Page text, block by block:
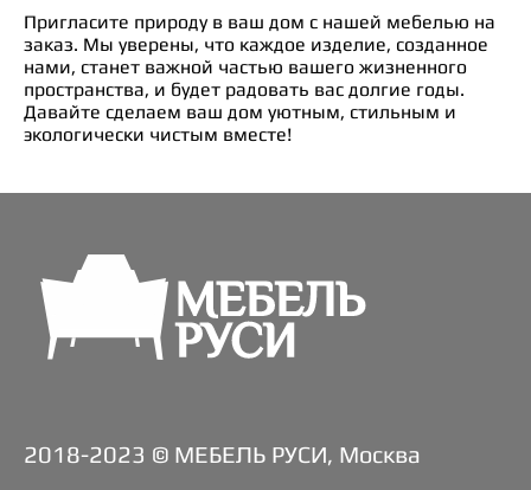
Пригласите природу в ваш дом с нашей мебелью на
заказ. Мы уверены, что каждое изделие, созданное
нами, станет важной частью вашего жизненного
пространства, и будет радовать вас долгие годы.
Давайте сделаем ваш дом уютным, стильным и
экологически чистым вместе!
2018-2023 © МЕБЕЛЬ РУСИ, Москва